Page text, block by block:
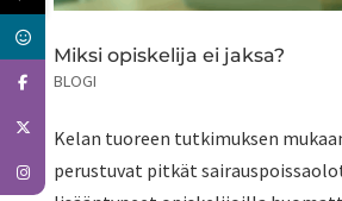
Miksi opiskelija ei jaksa?
BLOGI
Kelan tuoreen tutkimuksen
perustuvat pitkät